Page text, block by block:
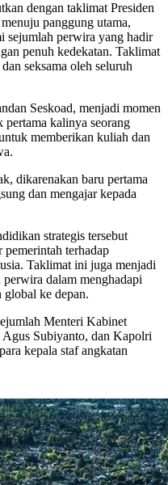
dengan taklimat Presiden
panggung utama,
sejumlah perwira yang hadir
penuh kedekatan. Taklimat
seksama oleh seluruh
Seskoad, menjadi momen
kalinya seorang
memberikan kuliah dan
dikarenakan baru pertama
dan mengajar kepada
strategis tersebut
terhadap
Taklimat ini juga menjadi
dalam menghadapi
global ke depan.
Menteri Kabinet
Subiyanto, dan Kapolri
kepala staf angkatan